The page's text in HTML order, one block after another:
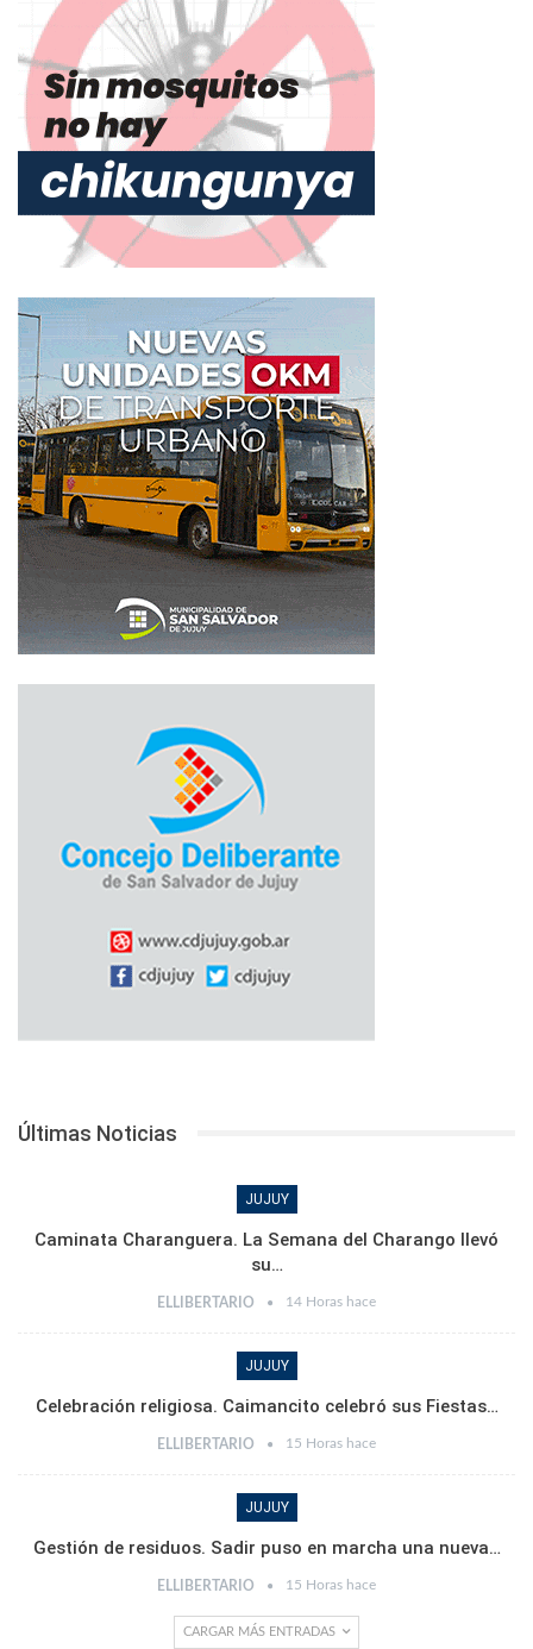
Últimas Noticias
JUJUY
Caminata Charanguera. La Semana del Charango llevó
su…
ELLIBERTARIO 14 Horas hace
JUJUY
Celebración religiosa. Caimancito celebró sus Fiestas…
ELLIBERTARIO 15 Horas hace
JUJUY
Gestión de residuos. Sadir puso en marcha una nueva…
ELLIBERTARIO 15 Horas hace
CARGAR MÁS ENTRADAS